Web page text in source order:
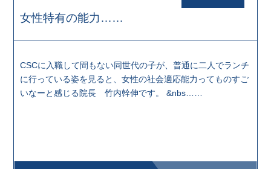
女性特有の能力……
CSCに入職して間もない同世代の子が、普通に二人でランチ
に行っている姿を見ると、女性の社会適応能力ってものすご
いなーと感じる院長 竹内幹伸です。 &nbs……